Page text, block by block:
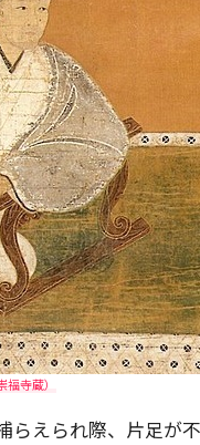
寺蔵）
らえられ際、片足が